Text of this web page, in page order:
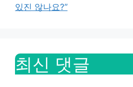
있진 않나요?”
최신 댓글